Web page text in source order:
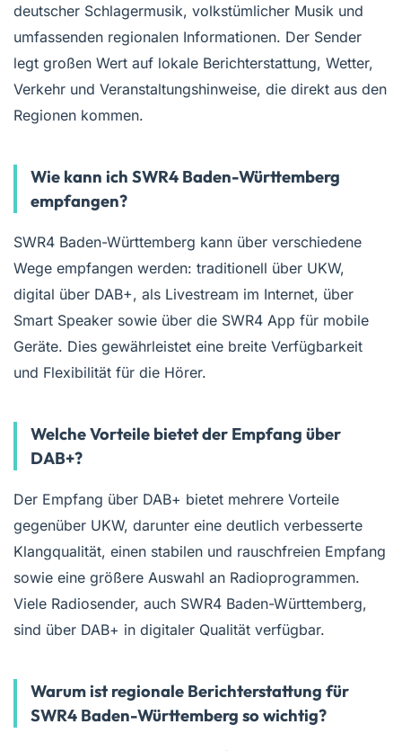
deutscher Schlagermusik, volkstümlicher Musik und
umfassenden regionalen Informationen. Der Sender
legt großen Wert auf lokale Berichterstattung, Wetter,
Verkehr und Veranstaltungshinweise, die direkt aus den
Regionen kommen.
Wie kann ich SWR4 Baden-Württemberg
empfangen?
SWR4 Baden-Württemberg kann über verschiedene
Wege empfangen werden: traditionell über UKW,
digital über DAB+, als Livestream im Internet, über
Smart Speaker sowie über die SWR4 App für mobile
Geräte. Dies gewährleistet eine breite Verfügbarkeit
und Flexibilität für die Hörer.
Welche Vorteile bietet der Empfang über
DAB+?
Der Empfang über DAB+ bietet mehrere Vorteile
gegenüber UKW, darunter eine deutlich verbesserte
Klangqualität, einen stabilen und rauschfreien Empfang
sowie eine größere Auswahl an Radioprogrammen.
Viele Radiosender, auch SWR4 Baden-Württemberg,
sind über DAB+ in digitaler Qualität verfügbar.
Warum ist regionale Berichterstattung für
SWR4 Baden-Württemberg so wichtig?